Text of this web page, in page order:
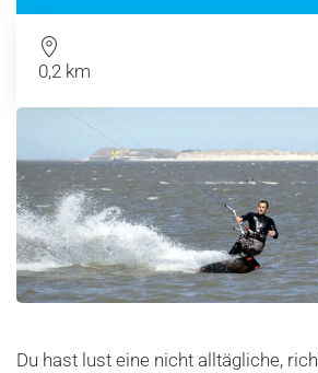
0,2 km
Du hast lust eine nicht alltägliche,